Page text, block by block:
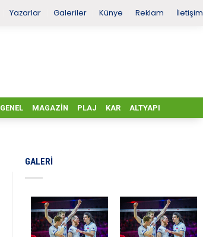
Yazarlar Galeriler Künye Reklam İletişim
GENEL MAGAZIN PLAJ KAR ALTYAPI
GALERI